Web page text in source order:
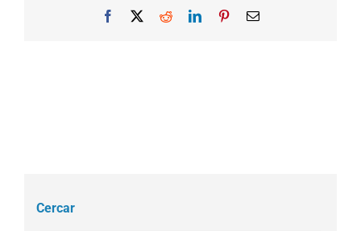
Facebook RedditLinkedInPinterestEmail
Cercar